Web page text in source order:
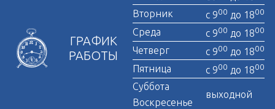
ГРАФИК
РАБОТЫ
Вторник с 900 до 1800
Среда с 900 до 1800
Четверг с 900 до 1800
Пятница с 900 до 1800
Суббота
выходной
Воскресенье